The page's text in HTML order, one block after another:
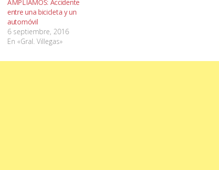
AMPLIAMOS: Accidente
entre una bicicleta y un
automóvil
6 septiembre, 2016
En «Gral. Villegas»